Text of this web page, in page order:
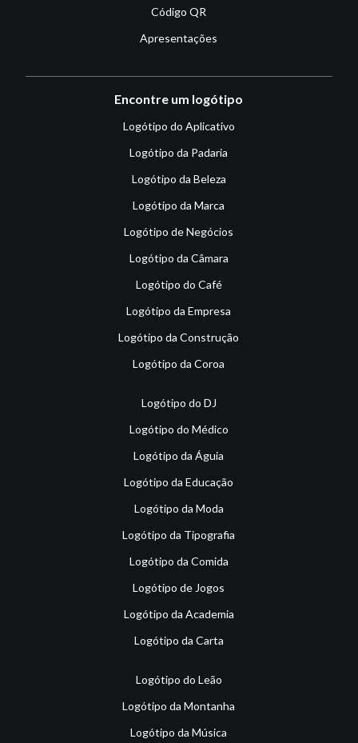
Código QR
Apresentações
Encontre um logótipo
Logótipo do Aplicativo
Logótipo da Padaria
Logótipo da Beleza
Logótipo da Marca
Logótipo de Negócios
Logótipo da Câmara
Logótipo do Café
Logótipo da Empresa
Logótipo da Construção
Logótipo da Coroa
Logótipo do DJ
Logótipo do Médico
Logótipo da Águia
Logótipo da Educação
Logótipo da Moda
Logótipo da Tipografia
Logótipo da Comida
Logótipo de Jogos
Logótipo da Academia
Logótipo da Carta
Logótipo do Leão
Logótipo da Montanha
Logótipo da Música